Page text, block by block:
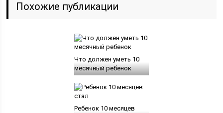
Похожие публикации
Что должен уметь 10
месячный ребенок
Ребенок 10 месяцев